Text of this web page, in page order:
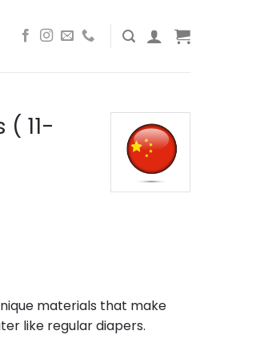
11-
materials that make
like regular diapers.